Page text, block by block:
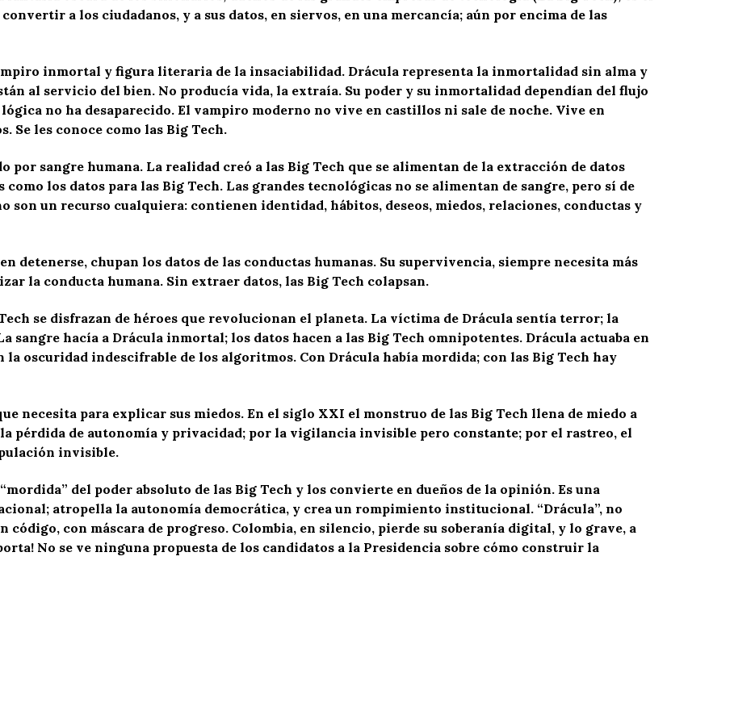
a los ciudadanos, y a sus datos, en siervos, en una mercancía; aún por encima de las
inmortal y figura literaria de la insaciabilidad. Drácula representa la inmortalidad sin alma y
al servicio del bien. No producía vida, la extraía. Su poder y su inmortalidad dependían del flujo
no ha desaparecido. El vampiro moderno no vive en castillos ni sale de noche. Vive en
Se les conoce como las Big Tech.
por sangre humana. La realidad creó a las Big Tech que se alimentan de la extracción de datos
como los datos para las Big Tech. Las grandes tecnológicas no se alimentan de sangre, pero sí de
son un recurso cualquiera: contienen identidad, hábitos, deseos, miedos, relaciones, conductas y
detenerse, chupan los datos de las conductas humanas. Su supervivencia, siempre necesita más
la conducta humana. Sin extraer datos, las Big Tech colapsan.
se disfrazan de héroes que revolucionan el planeta. La víctima de Drácula sentía terror; la
sangre hacía a Drácula inmortal; los datos hacen a las Big Tech omnipotentes. Drácula actuaba en
la oscuridad indescifrable de los algoritmos. Con Drácula había mordida; con las Big Tech hay
necesita para explicar sus miedos. En el siglo XXI el monstruo de las Big Tech llena de miedo a
pérdida de autonomía y privacidad; por la vigilancia invisible pero constante; por el rastreo, el
invisible.
del poder absoluto de las Big Tech y los convierte en dueños de la opinión. Es una
atropella la autonomía democrática, y crea un rompimiento institucional. “Drácula”, no
código, con máscara de progreso. Colombia, en silencio, pierde su soberanía digital, y lo grave, a
No se ve ninguna propuesta de los candidatos a la Presidencia sobre cómo construir la